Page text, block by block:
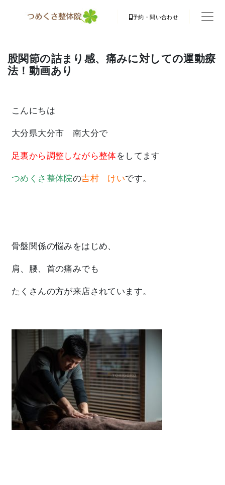
予約・問い合わせ
股関節の詰まり感、痛みに対しての運動療
法！動画あり
こんにちは
大分県大分市 南大分で
足裏から調整しながら整体をしてます
つめくさ整体院の吉村 けいです。
骨盤関係の悩みをはじめ、
肩、腰、首の痛みでも
たくさんの方が来店されています。